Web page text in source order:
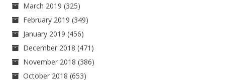
March 2019 (325)
February 2019 (349)
January 2019 (456)
December 2018 (471)
November 2018 (386)
October 2018 (653)